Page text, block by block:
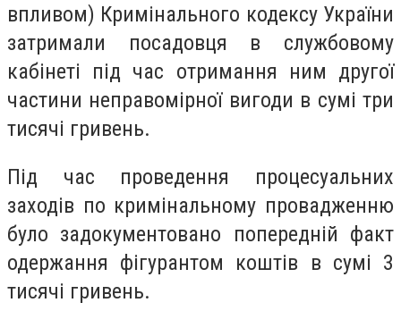
впливом) Кримінального кодексу України
затримали посадовця в службовому
кабінеті під час отримання ним другої
частини неправомірної вигоди в сумі три
тисячі гривень.
Під час проведення процесуальних
заходів по кримінальному провадженню
було задокументовано попередній факт
одержання фігурантом коштів в сумі 3
тисячі гривень.